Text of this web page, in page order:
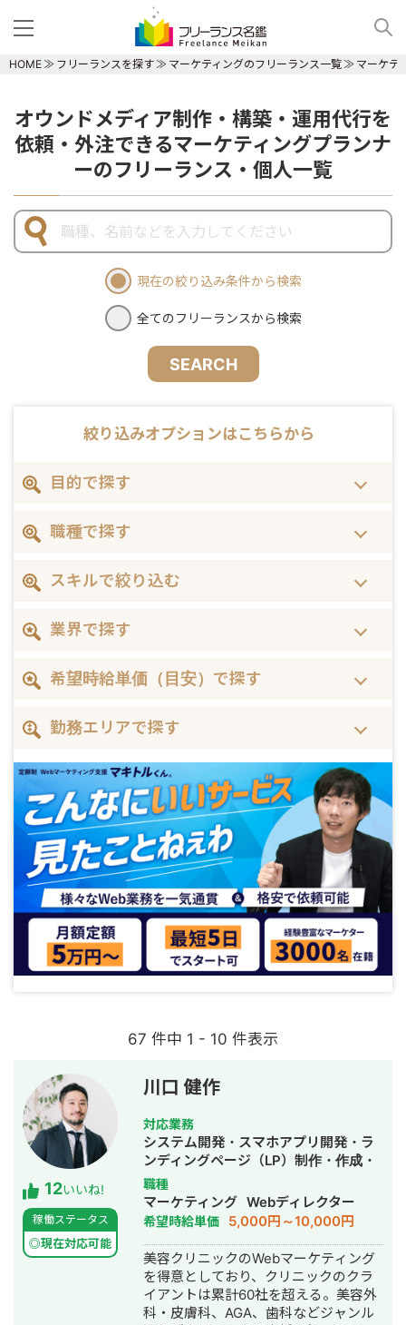
HOME フリーランスを探す マーケティングのフリーランス一覧 マーケテ
オウンドメディア制作・構築・運用代行を
依頼・外注できるマーケティングプランナ
ーのフリーランス・個人一覧
現在の絞り込み条件から検索
全てのフリーランスから検索
SEARCH
絞り込みオプションはこちらから
目的で探す
職種で探す
スキルで絞り込む
業界で探す
希望時給単価（目安）で探す
勤務エリアで探す
67 件中 1 - 10 件表示
12いいね!
稼働ステータス
◎現在対応可能
川口 健作
対応業務
システム開発・スマホアプリ開発・ラ
ンディングページ（LP）制作・作成・
Youtubeチャンネル運営代行・立ち上
げ・ECサイト構築・ネットショップ作
成代行・SEO対策・新規事業立上・
SNS運用代行・記事作成代行・ライテ
ィング・ホームページ制作・作成・バ
ナー制作・デザイン・ロゴデザイン・
作成・リスティング広告運用代行・オ
ウンドメディア制作・構築・運用代
職種
マーケティング Webディレクター
希望時給単価 5,000円～10,000円
美容クリニックのWebマーケティング
を得意としており、クリニックのクラ
イアントは累計60社を超える。美容外
科・皮膚科、AGA、歯科などジャンル